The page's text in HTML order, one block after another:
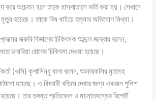
করে অচেতন হলে তাকে হাসপাতালে ভর্তি করা হয়। সেখানে
মৃত্যু হয়েছে। তাকে বিষ খাইয়ে হত্যার অভিযোগ মিথ্যা।
জরুরি বিভাগের চিকিৎসক আব্দুল জাব্বার বলেন,
ডায়রিয়া রোগের চিকিৎসা দেওয়া হয়েছে।
(ওসি) কৃপাসিন্ধু বালা বলেন, আনারকলির মৃতদেহ
হয়েছে। এ বিষয়টি খতিয়ে দেখার জন্য একজন পুলিশ
হয়েছে। তার তদন্ত প্রতিবেদন ও ময়নাতদন্তের রিপোর্ট